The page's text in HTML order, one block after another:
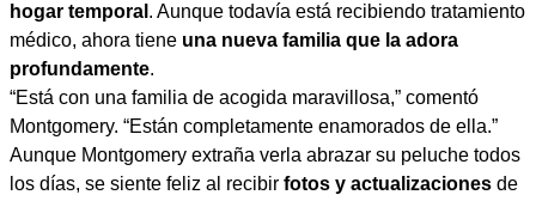
hogar temporal . Aunque todavía está recibiendo tratamiento
médico, ahora tiene una nueva familia que la adora
profundamente.
“Está con una familia de acogida maravillosa,” comentó
Montgomery. “Están completamente enamorados de ella.”
Aunque Montgomery extraña verla abrazar su peluche todos
los días, se siente feliz al recibir fotos y actualizaciones de